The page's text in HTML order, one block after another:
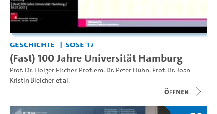
Geschichte SoSe 17
(Fast) 100 Jahre Universität Hamburg
Prof. Dr. Holger Fischer, Prof. em. Dr. Peter Hühn, Prof. Dr. Joan
Kristin Bleicheret al.
Öffnen